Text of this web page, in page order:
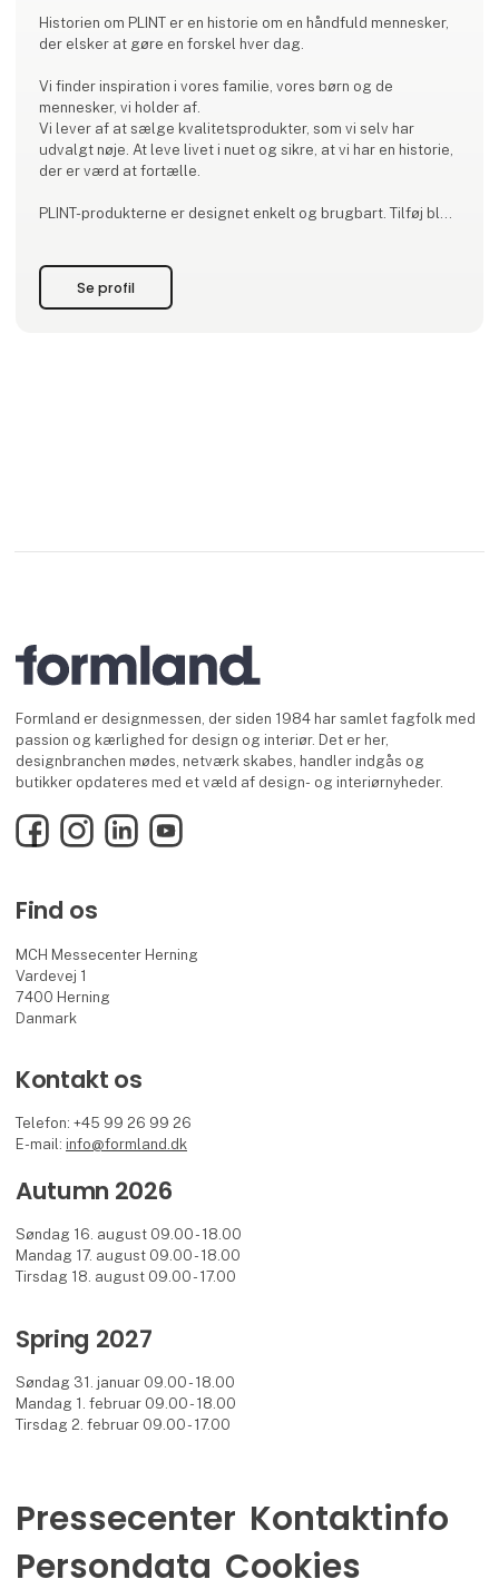
Historien om PLINT er en historie om en håndfuld mennesker,
der elsker at gøre en forskel hver dag.
Vi finder inspiration i vores familie, vores børn og de
mennesker, vi holder af.
Vi lever af at sælge kvalitetsprodukter, som vi selv har
udvalgt nøje. At leve livet i nuet og sikre, at vi har en historie,
der er værd at fortælle.
PLINT-produkterne er designet enkelt og brugbart. Tilføj blot
Vi lover at gøre alt, hvad vi kan, for at sælge
kvalitetsprodukter, der rører hjerter og får folk til at smile.
Se profil
Formland er designmessen, der siden 1984 har samlet fagfolk med
passion og kærlighed for design og interiør. Det er her,
designbranchen mødes, netværk skabes, handler indgås og
butikker opdateres med et væld af design- og interiørnyheder.
FacebookInstagramLinkedInYouTube
Find os
MCH Messecenter Herning
Vardevej 1
7400 Herning
Danmark
Kontakt os
Telefon: +45 99 26 99 26
E-mail: info@formland.dk
Autumn 2026
Søndag 16. august 09.00 - 18.00
Mandag 17. august 09.00 - 18.00
Tirsdag 18. august 09.00 - 17.00
Spring 2027
Søndag 31. januar 09.00 - 18.00
Mandag 1. februar 09.00 - 18.00
Tirsdag 2. februar 09.00 - 17.00
Pressecenter Kontaktinfo
Persondata Cookies